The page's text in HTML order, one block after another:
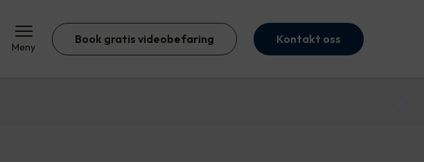
Meny
Book gratis videobefaring Kontakt oss